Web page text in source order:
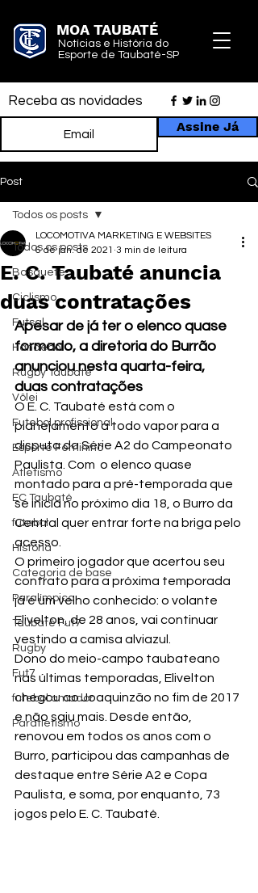
MOA TAUBATÉ
Notícias e História do
Esporte de Taubaté-SP
Receba as novidades
Assine Já
Post
Todos os posts
Basquete
Ciclismo
Futsal
Handebol
Rugby Taubaté
Vôlei
Futebol profissional
Esporte Feminino
Atletismo
EC Taubaté
futebol
História
Categoria de base
Paralímpico
Taubaté Fut7
Rugby
Fut7
futebol amador
Paratletismo
Todos os posts
E. C. Taubaté anuncia
duas contratações
LOCOMOTIVA MARKETING E WEBSITES
6 de jan. de 2021 3 min de leitura
Apesar de já ter o elenco quase
formado, a diretoria do Burrão
anunciou nesta quarta-feira,
duas contratações
O E. C. Taubaté está com o
planejamento a todo vapor para a
disputa da Série A2 do Campeonato
Paulista. Com  o elenco quase
montado para a pré-temporada que
se inicia no próximo dia 18, o Burro da
Central quer entrar forte na briga pelo
acesso.
O primeiro jogador que acertou seu
contrato para a próxima temporada
já é um velho conhecido: o volante
Elivelton, de 28 anos, vai continuar
vestindo a camisa alviazul.
Dono do meio-campo taubateano
nas últimas temporadas, Elivelton
chegou ao Joaquinzão no fim de 2017
e não saiu mais. Desde então,
renovou em todos os anos com o
Burro, participou das campanhas de
destaque entre Série A2 e Copa
Paulista, e soma, por enquanto, 73
jogos pelo E. C. Taubaté.